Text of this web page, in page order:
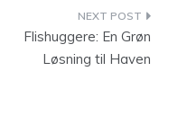
Flishuggere: En Grøn
Løsning til Haven